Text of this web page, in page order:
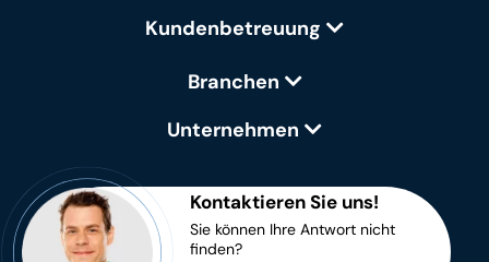
Kundenbetreuung
Branchen
Unternehmen
Kontaktieren Sie uns!
Sie können Ihre Antwort nicht
finden?